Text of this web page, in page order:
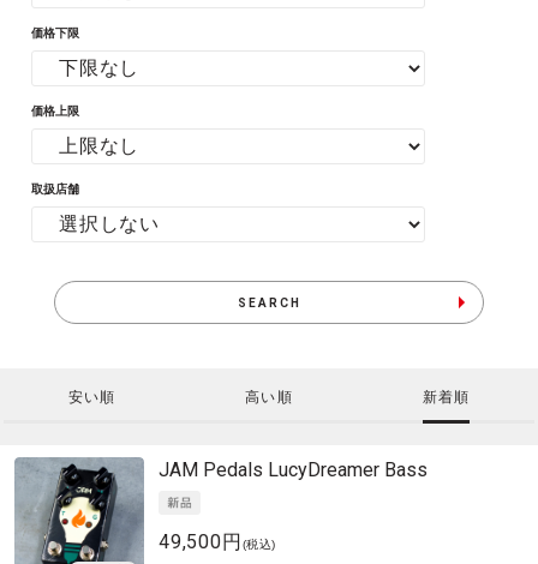
価格下限
価格上限
取扱店舗
SEARCH
安い順 高い順 新着順
JAM Pedals LucyDreamer Bass
49,500円 (税込)